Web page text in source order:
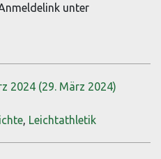
unter
2024 (29. März 2024)
, Leichtathletik